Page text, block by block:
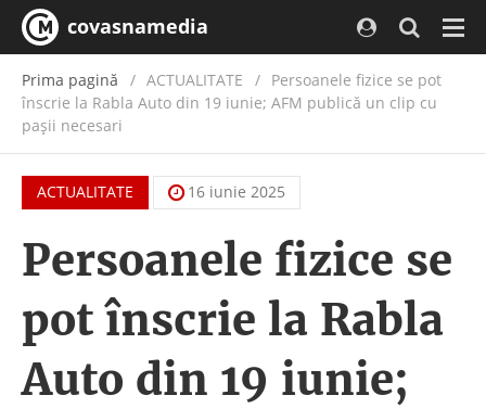
covasnamedia
Prima pagină ACTUALITATE / Persoanele fizice se pot
înscrie la Rabla Auto din 19 iunie; AFM publică un clip cu
pașii necesari
ACTUALITATE 16 iunie 2025
Persoanele fizice se
pot înscrie la Rabla
Auto din 19 iunie;